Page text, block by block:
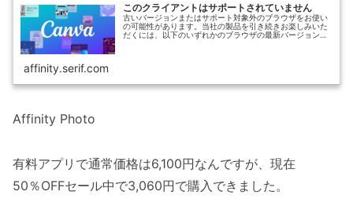
このクライアントはサポートされていません
古いバージョンまたはサポート対象外のブラウザをお使い
の可能性があります。当社の製品を引き続きお楽しみいた
だくには、以下のいずれかのブラウザの最新バージョンに
affinity.serif.com
Affinity Photo
有料アプリで通常価格は6,100円なんですが、現在
50％OFFセール中で3,060円で購入できました。